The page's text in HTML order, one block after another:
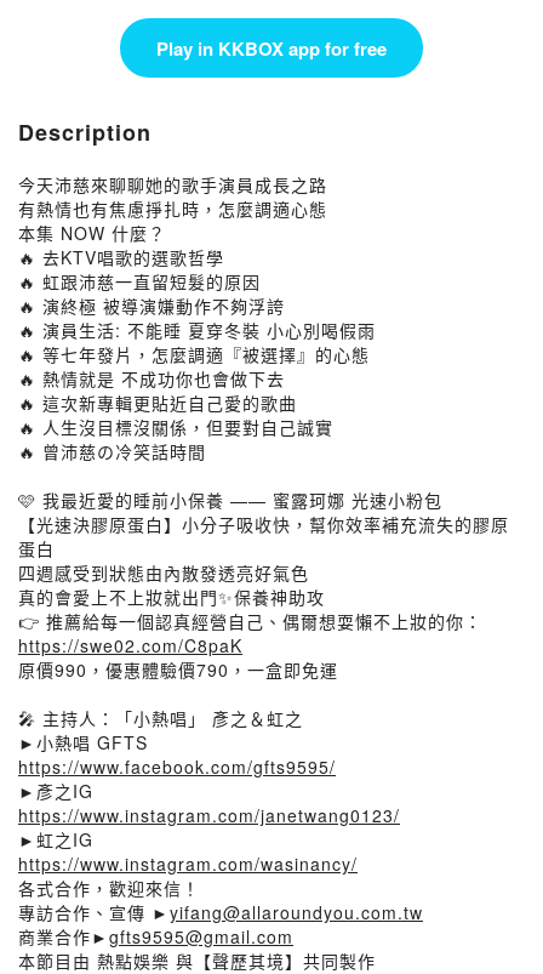
Play in KKBOX app for free
Description
今天沛慈來聊聊她的歌手演員成長之路
有熱情也有焦慮掙扎時，怎麼調適心態
本集 NOW 什麼？
🔥 去KTV唱歌的選歌哲學
🔥 虹跟沛慈一直留短髮的原因
🔥 演終極 被導演嫌動作不夠浮誇
🔥 演員生活: 不能睡 夏穿冬裝 小心別喝假雨
🔥 等七年發片，怎麼調適『被選擇』的心態
🔥 熱情就是 不成功你也會做下去
🔥 這次新專輯更貼近自己愛的歌曲
🔥 人生沒目標沒關係，但要對自己誠實
🔥 曾沛慈の冷笑話時間
🩷 我最近愛的睡前小保養 —— 蜜露珂娜 光速小粉包
【光速決膠原蛋白】小分子吸收快，幫你效率補充流失的膠原
蛋白
四週感受到狀態由內散發透亮好氣色
真的會愛上不上妝就出門✨保養神助攻
👉 推薦給每一個認真經營自己、偶爾想耍懶不上妝的你：
https://swe02.com/C8paK
原價990，優惠體驗價790，一盒即免運
🎤 主持人：「小熱唱」 彥之＆虹之
►小熱唱 GFTS
https://www.facebook.com/gfts9595/
►彥之IG
https://www.instagram.com/janetwang0123/
►虹之IG
https://www.instagram.com/wasinancy/
各式合作，歡迎來信！
專訪合作、宣傳 ► yifang@allaroundyou.com.tw
商業合作► gfts9595@gmail.com
本節目由 熱點娛樂 與【聲歷其境】共同製作